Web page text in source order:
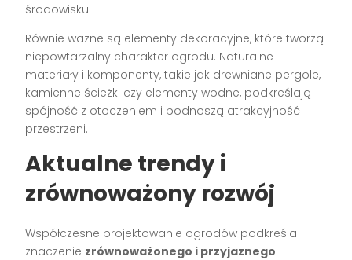
środowisku.
Równie ważne są elementy dekoracyjne, które tworzą
niepowtarzalny charakter ogrodu. Naturalne
materiały i komponenty, takie jak drewniane pergole,
kamienne ścieżki czy elementy wodne, podkreślają
spójność z otoczeniem i podnoszą atrakcyjność
przestrzeni.
Aktualne trendy i
zrównoważony rozwój
Współczesne projektowanie ogrodów podkreśla
znaczenie zrównoważonego i przyjaznego